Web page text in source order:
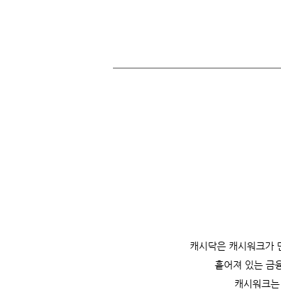
캐시닥은 캐시워크가
흩어져 있는 금
캐시워크는